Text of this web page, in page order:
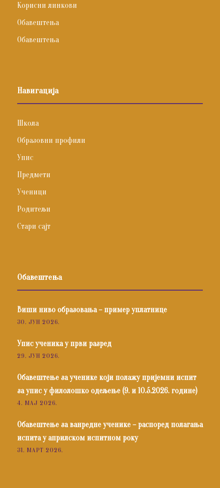
Корисни линкови
Обавештења
Обавештења
Навигација
Школа
Образовни профили
Упис
Предмети
Ученици
Родитељи
Стари сајт
Обавештења
Виши ниво образовања – пример уплатнице
30. ЈУН 2026.
Упис ученика у први разред
29. ЈУН 2026.
Обавештење за ученике који полажу пријемни испит
за упис у филолошко одељење (9. и 10.5.2026. године)
4. МАЈ 2026.
Обавештење за ванредне ученике – распоред полагања
испита у априлском испитном року
31. МАРТ 2026.